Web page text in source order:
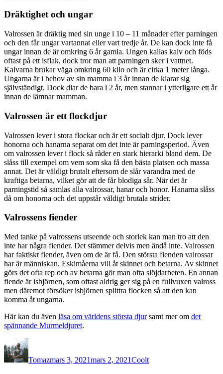
Dräktighet och ungar
Valrossen är dräktig med sin unge i 10 – 11 månader efter parningen
och den får ungar vartannat eller vart tredje år. De kan dock inte få
ungar innan de är omkring 6 år gamla. Ungen kallas kalv och föds
oftast på ett isflak, dock tror man att parningen sker i vattnet.
Kalvarna brukar väga omkring 60 kilo och är cirka 1 meter långa.
Ungarna är i behov av sin mamma i 3 år innan de klarar sig
självständigt. Dock diar de bara i 2 år, men stannar i ytterligare ett år
innan de lämnar mamman.
Valrossen är ett flockdjur
Valrossen lever i stora flockar och är ett socialt djur. Dock lever
honorna och hanarna separat om det inte är parningsperiod. Även
om valrossen lever i flock så råder en stark hierarki bland dem. De
slåss till exempel om vem som ska få den bästa platsen och massa
annat. Det är väldigt brutalt eftersom de slår varandra med de
kraftiga betarna, vilket gör att de får blodiga sår. När det är
parningstid så samlas alla valrossar, hanar och honor. Hanarna slåss
då om honorna och det uppstår väldigt brutala strider.
Valrossens fiender
Med tanke på valrossens utseende och storlek kan man tro att den
inte har några fiender. Det stämmer delvis men ändå inte. Valrossen
har faktiskt fiender, även om de är få. Den största fienden valrossar
har är människan. Eskimåerna vill åt skinnet och betarna. Av skinnet
görs det ofta rep och av betarna gör man ofta slöjdarbeten. En annan
fiende är isbjörnen, som oftast aldrig ger sig på en fullvuxen valross
men däremot försöker isbjörnen splittra flocken så att den kan
komma åt ungarna.
Här kan du även läsa om världens största djursamt mer om det
spännande Murmeldjuret.
Författare
Tomazmars 3, 2021mars 2, 2021Coolt